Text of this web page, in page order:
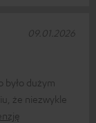
było dużym
że niezwykle
09.01.2026